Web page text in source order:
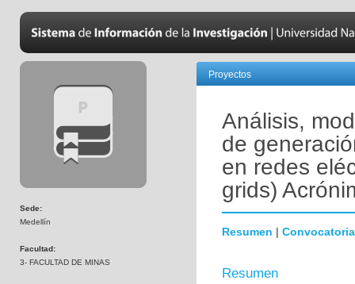
Sede:
Medellín
Facultad:
3- FACULTAD DE MINAS
Proyectos
Análisis,
de
en redes
grids)
Resumen | Convocatoria
Resumen